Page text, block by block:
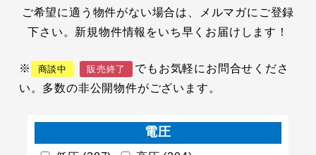
ご希望に適う物件がない場合は、メルマガにご登録
下さい。新規物件情報をいち早くお届けします！
※ 商談中 販売終了
でもお気軽にお問合せくださ
い。多数の非公開物件がございます。
電圧